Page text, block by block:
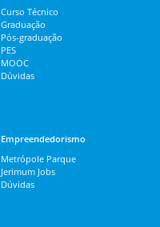
Curso Técnico
Graduação
Pós-graduação
PES
MOOC
Dúvidas
Empreendedorismo
Metrópole Parque
Jerimum Jobs
Dúvidas